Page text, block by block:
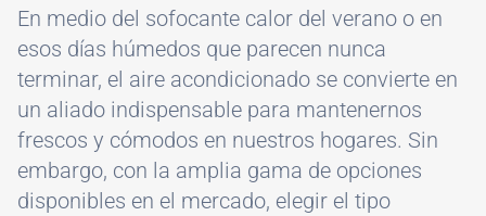
En medio del sofocante calor del verano o en
esos días húmedos que parecen nunca
terminar, el aire acondicionado se convierte en
un aliado indispensable para mantenernos
frescos y cómodos en nuestros hogares. Sin
embargo, con la amplia gama de opciones
disponibles en el mercado, elegir el tipo